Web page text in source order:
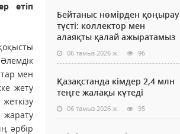
етіп
мен
жету
әрбір
Бейтаныс нөмірден қоңырау
түсті: коллектор мен
алаяқты қалай ажыратамыз
06 тамыз 2026 ж. 96
Қазақстанда кімдер 2,4 млн
теңге жалақы күтеді
06 тамыз 2026 ж. 95